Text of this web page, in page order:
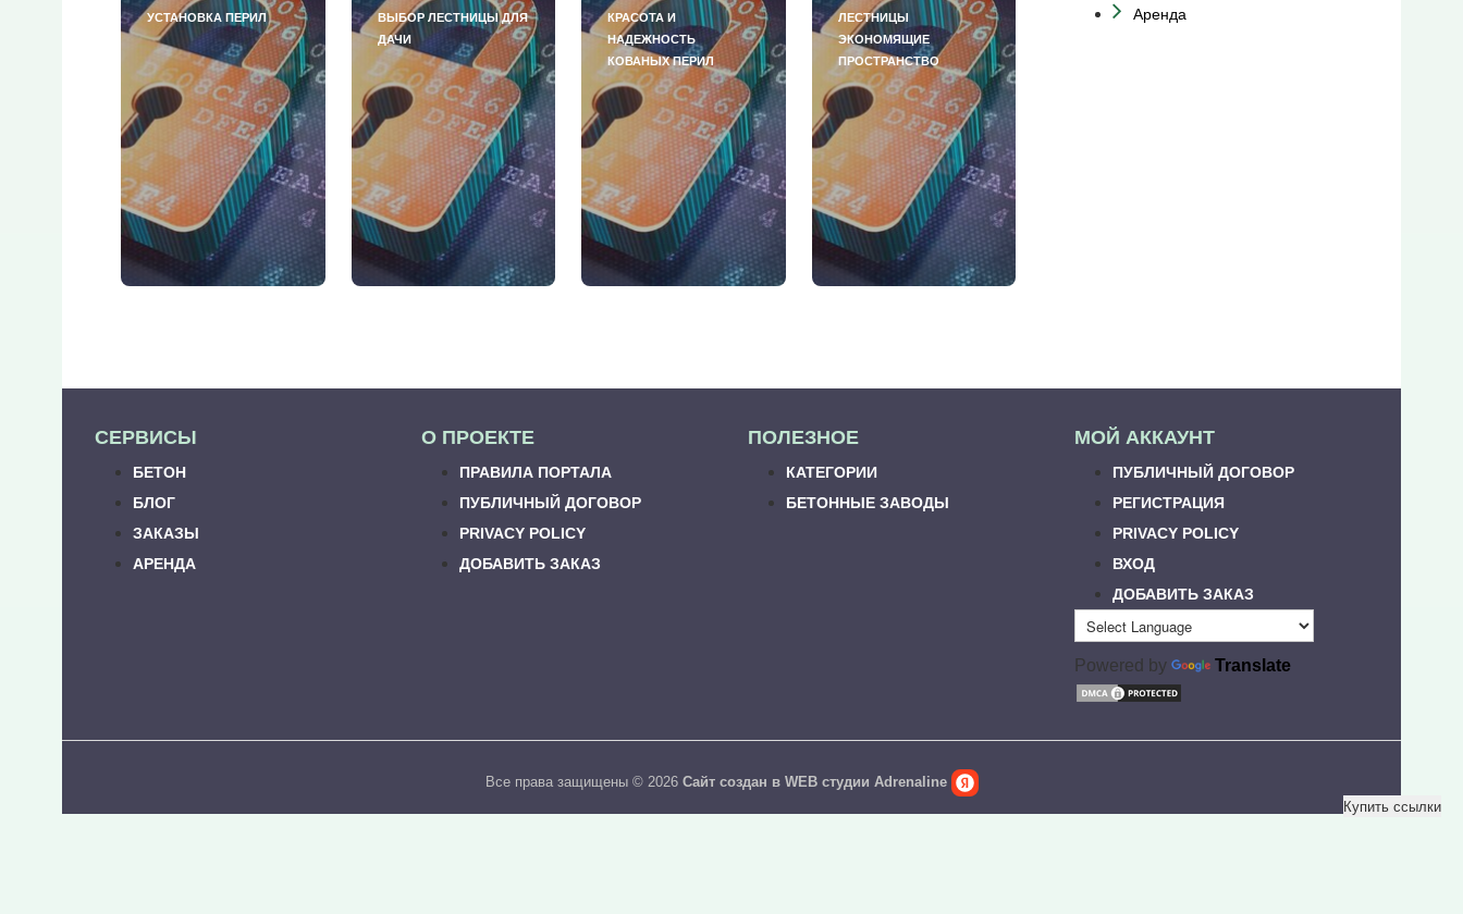
УСТАНОВКА ПЕРИЛ
ВЫБОР ЛЕСТНИЦЫ ДЛЯ
ДАЧИ
КРАСОТА И
НАДЕЖНОСТЬ
КОВАНЫХ ПЕРИЛ
ЛЕСТНИЦЫ
ЭКОНОМЯЩИЕ
ПРОСТРАНСТВО
Аренда
СЕРВИСЫ
БЕТОН
БЛОГ
ЗАКАЗЫ
АРЕНДА
О ПРОЕКТЕ
ПРАВИЛА ПОРТАЛА
ПУБЛИЧНЫЙ ДОГОВОР
PRIVACY POLICY
ДОБАВИТЬ ЗАКАЗ
ПОЛЕЗНОЕ
КАТЕГОРИИ
БЕТОННЫЕ ЗАВОДЫ
МОЙ АККАУНТ
ПУБЛИЧНЫЙ ДОГОВОР
РЕГИСТРАЦИЯ
PRIVACY POLICY
ВХОД
ДОБАВИТЬ ЗАКАЗ
Powered by Translate
Все права защищены © 2026 Сайт создан в WEB студии Adrenaline
Купить ссылки